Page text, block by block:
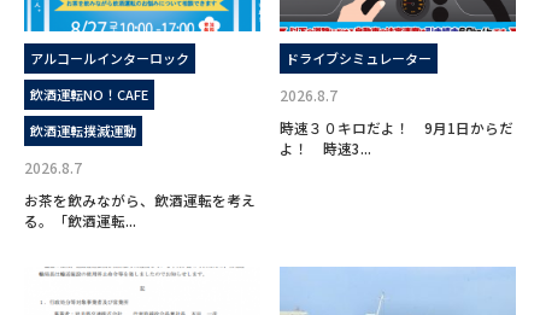
アルコールインターロック
飲酒運転NO！CAFE
飲酒運転撲滅運動
2026.8.7
お茶を飲みながら、飲酒運転を考え
る。「飲酒運転...
ドライブシミュレーター
2026.8.7
時速３０キロだよ！ 9月1日からだ
よ！ 時速3...